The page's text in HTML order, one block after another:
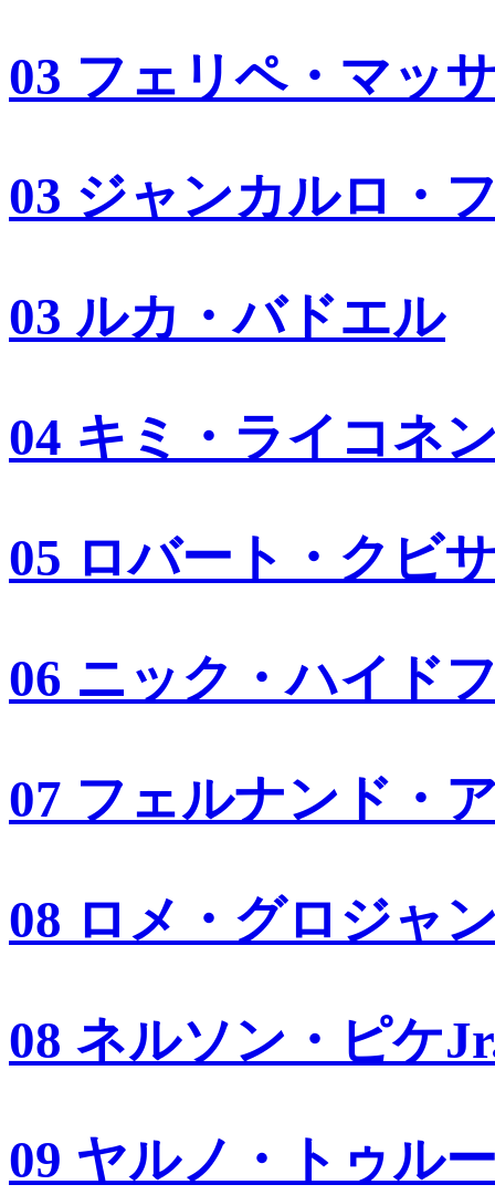
03 フェリペ・マッ
03 ジャンカルロ・
03 ルカ・バドエル
04 キミ・ライコネ
05 ロバート・クビ
06 ニック・ハイド
07 フェルナンド・
08 ロメ・グロジャ
08 ネルソン・ピケ
09 ヤルノ・トゥル